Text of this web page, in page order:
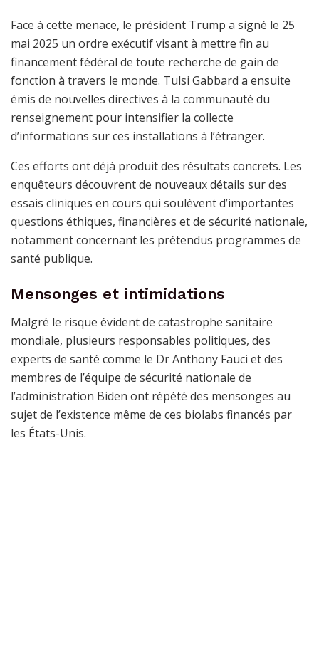
Face à cette menace, le président Trump a signé le 25
mai 2025 un ordre exécutif visant à mettre fin au
financement fédéral de toute recherche de gain de
fonction à travers le monde. Tulsi Gabbard a ensuite
émis de nouvelles directives à la communauté du
renseignement pour intensifier la collecte
d’informations sur ces installations à l’étranger.
Ces efforts ont déjà produit des résultats concrets. Les
enquêteurs découvrent de nouveaux détails sur des
essais cliniques en cours qui soulèvent d’importantes
questions éthiques, financières et de sécurité nationale,
notamment concernant les prétendus programmes de
santé publique.
Mensonges et intimidations
Malgré le risque évident de catastrophe sanitaire
mondiale, plusieurs responsables politiques, des
experts de santé comme le Dr Anthony Fauci et des
membres de l’équipe de sécurité nationale de
l’administration Biden ont répété des mensonges au
sujet de l’existence même de ces biolabs financés par
les États-Unis.